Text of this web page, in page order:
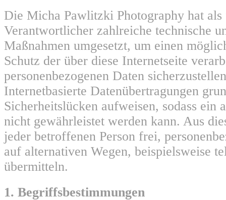
Die Micha Pawlitzki Photography hat
Verantwortlicher zahlreiche technische
Maßnahmen umgesetzt, um einen
Schutz der über diese Internetseite
personenbezogenen Daten
Internetbasierte Datenübertragungen
Sicherheitslücken aufweisen, sodass ein
nicht gewährleistet werden kann. Aus
jeder betroffenen Person frei,
auf alternativen Wegen, beispielsweise
übermitteln.
1. Begriffsbestimmungen